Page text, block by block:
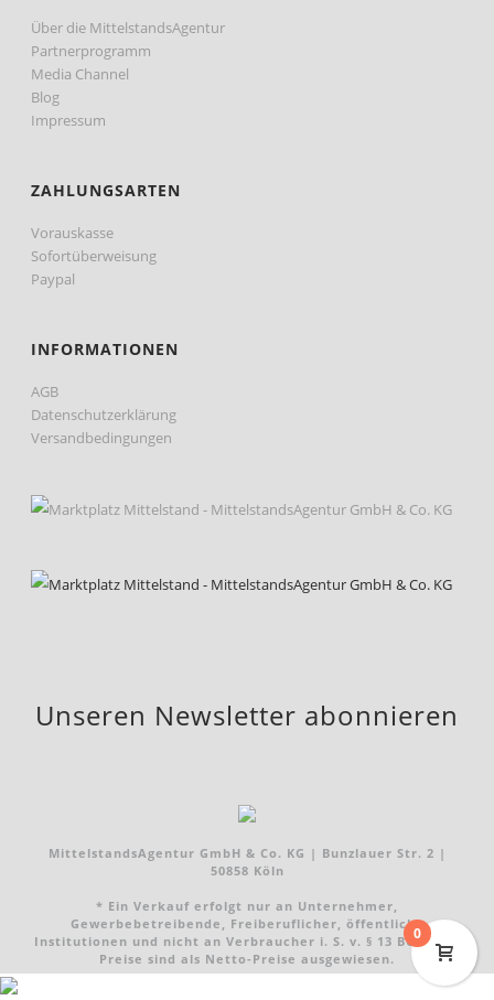
Über die MittelstandsAgentur
Partnerprogramm
Media Channel
Blog
Impressum
ZAHLUNGSARTEN
Vorauskasse
Sofortüberweisung
Paypal
INFORMATIONEN
AGB
Datenschutzerklärung
Versandbedingungen
Unseren Newsletter abonnieren
MittelstandsAgentur GmbH & Co. KG | Bunzlauer Str. 2 |
50858 Köln
* Ein Verkauf erfolgt nur an Unternehmer,
Gewerbebetreibende, Freiberuflicher, öffentliche
Institutionen und nicht an Verbraucher i. S. v. § 13 BGB. Alle
Preise sind als Netto-Preise ausgewiesen.
0